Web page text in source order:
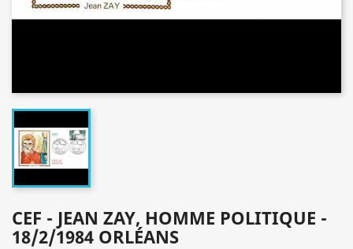
CEF - JEAN ZAY, HOMME POLITIQUE -
18/2/1984 ORLÉANS